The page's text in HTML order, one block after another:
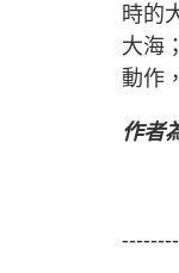
時的
大海
動作
作者